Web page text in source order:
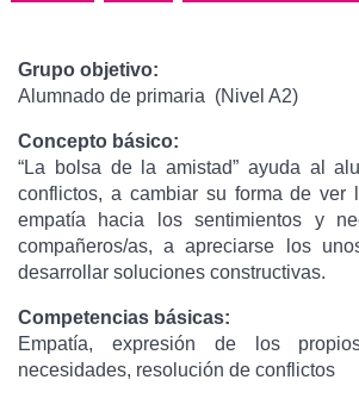
Grupo objetivo:
Alumnado de primaria (Nivel A2)
Concepto básico:
“La bolsa de la amistad” ayuda al
conflictos, a cambiar su forma de ver
empatía hacia los sentimientos y
compañeros/as, a apreciarse los
desarrollar soluciones constructivas.
Competencias básicas:
Empatía, expresión de los
necesidades, resolución de conflictos